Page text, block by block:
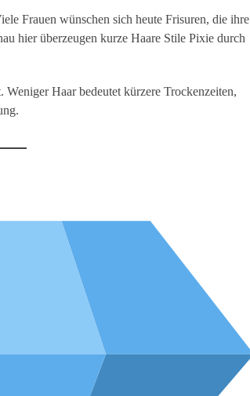
Frauen wünschen sich heute Frisuren, die ihre
hier überzeugen kurze Haare Stile Pixie durch
Haar bedeutet kürzere Trockenzeiten,